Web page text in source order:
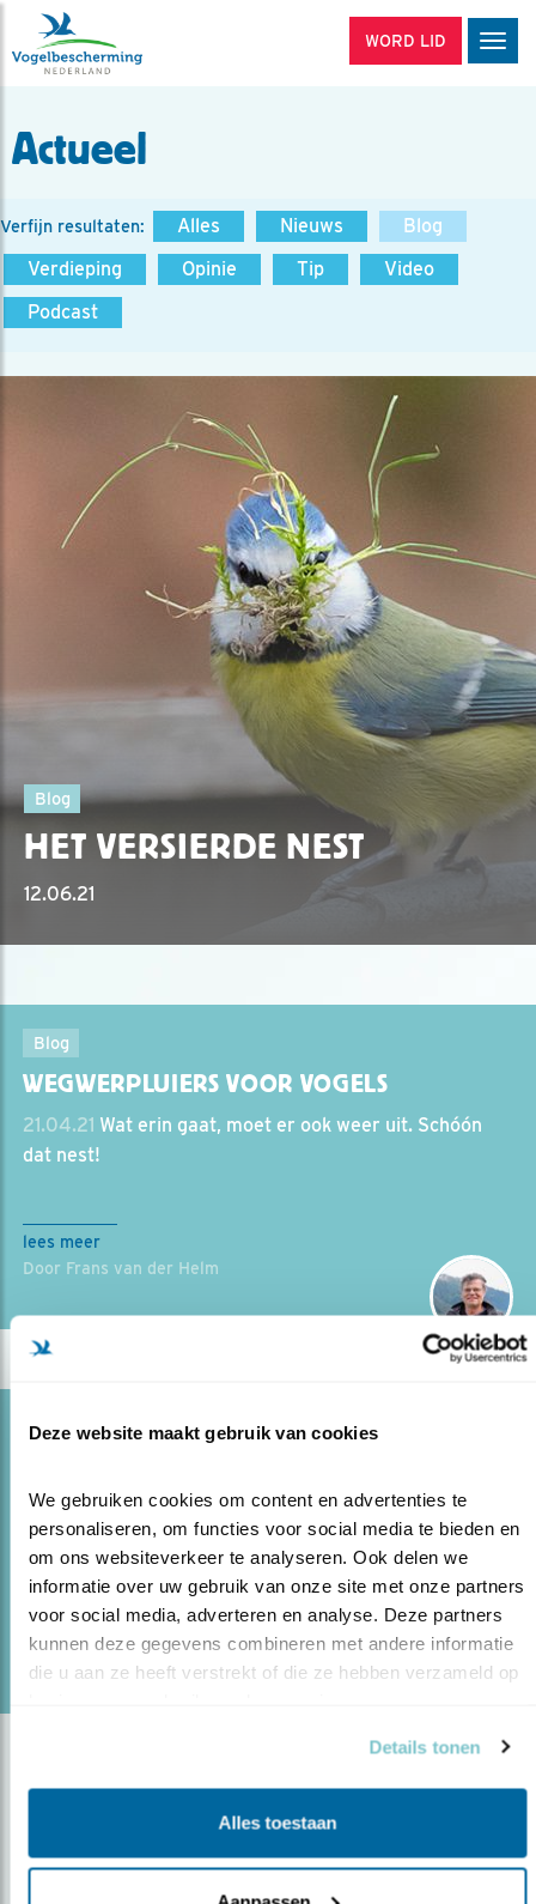
Deze website maakt gebruik van cookies
We gebruiken cookies om content en advertenties te
personaliseren, om functies voor social media te bieden en
om ons websiteverkeer te analyseren. Ook delen we
informatie over uw gebruik van onze site met onze partners
voor social media, adverteren en analyse. Deze partners
kunnen deze gegevens combineren met andere informatie
die u aan ze heeft verstrekt of die ze hebben verzameld op
Details tonen
Alles toestaan
WORD LID
Actueel
Verfijn resultaten: Alles Nieuws
Blog
Verdieping
Opinie Tip
Video
Podcast
Blog
HET VERSIERDE NEST
12.06.21
Blog
WEGWERPLUIERS VOOR VOGELS
21.04.21 Wat erin gaat, moet er ook weer uit. Schóón
dat nest!
lees meer
Door Frans van der Helm
Blog
21.03.19Lezen! Ook als u nog géén mening over eksters
hebt.
lees meer
Door Jeanet van Zoelen